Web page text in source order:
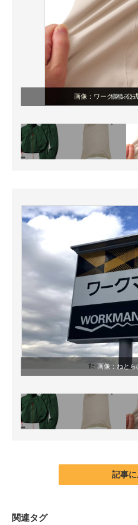
画像：ワークマン公
画像：ねとら
記事
関連タグ